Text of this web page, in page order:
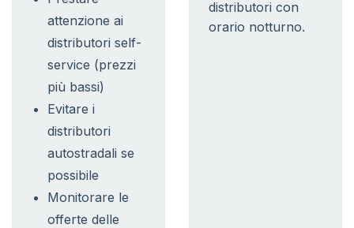
attenzione ai
distributori self-
service (prezzi
più bassi)
Evitare i
distributori
autostradali se
possibile
Monitorare le
offerte delle
distributori con
orario notturno.